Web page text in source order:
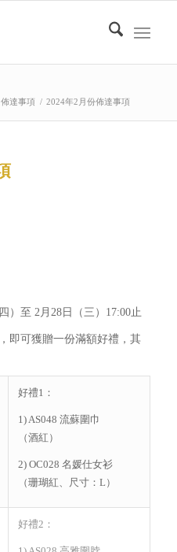
佈達事項 / 2024年2月份佈達事項
）至 2月28日（三）17:00止
即可獲贈一份滿額好禮，其
好禮1：
1) AS048 流蘇圍巾
（酒紅）
2) OC028 名媛仕女衫
（珊瑚紅、尺寸：L）
好禮2：